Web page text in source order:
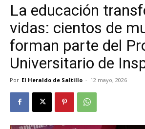
La educación
vidas: cientos de
forman parte del
Universitario de
Por El Heraldo de Saltillo - 12 mayo, 2026